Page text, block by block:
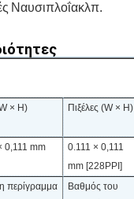
Ναυσιπλοΐακλπ.
× H) Πιξέλες (W × H)
0,111 mm
0.111 × 0,111
mm [228PPI]
περίγραμμα
Βαθμός του